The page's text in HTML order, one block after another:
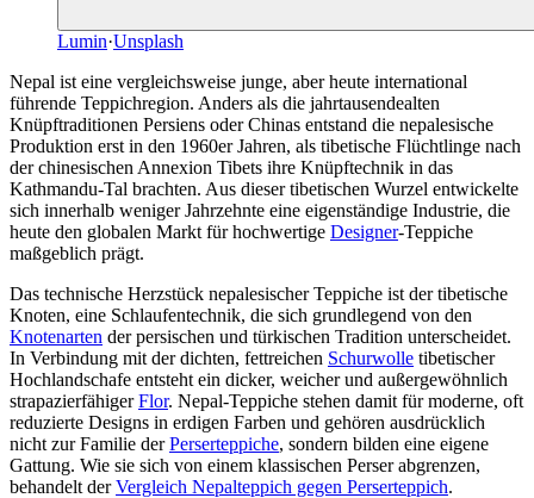
Lumin·Unsplash
Nepal ist eine vergleichsweise junge, aber heute international
führende Teppichregion. Anders als die jahrtausendealten
Knüpftraditionen Persiens oder Chinas entstand die nepalesische
Produktion erst in den 1960er Jahren, als tibetische Flüchtlinge nach
der chinesischen Annexion Tibets ihre Knüpftechnik in das
Kathmandu-Tal brachten. Aus dieser tibetischen Wurzel entwickelte
sich innerhalb weniger Jahrzehnte eine eigenständige Industrie, die
heute den globalen Markt für hochwertige Designer-Teppiche
maßgeblich prägt.
Das technische Herzstück nepalesischer Teppiche ist der tibetische
Knoten, eine Schlaufentechnik, die sich grundlegend von den
Knotenarten der persischen und türkischen Tradition unterscheidet.
In Verbindung mit der dichten, fettreichen Schurwolle tibetischer
Hochlandschafe entsteht ein dicker, weicher und außergewöhnlich
strapazierfähigerFlor. Nepal-Teppiche stehen damit für moderne, oft
reduzierte Designs in erdigen Farben und gehören ausdrücklich
nicht zur Familie derPerserteppiche, sondern bilden eine eigene
Gattung. Wie sie sich von einem klassischen Perser abgrenzen,
behandelt derVergleich Nepalteppich gegen Perserteppich.